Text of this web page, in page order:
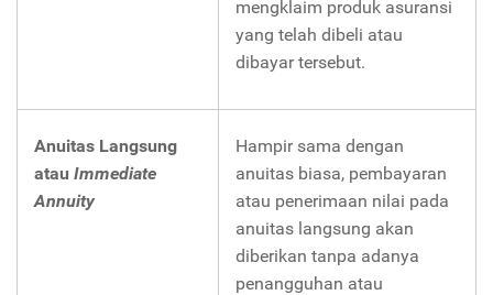
mengklaim produk asuransi
yang telah dibeli atau
dibayar tersebut.
Anuitas Langsung
atau Immediate
Annuity
Hampir sama dengan
anuitas biasa, pembayaran
atau penerimaan nilai pada
anuitas langsung akan
diberikan tanpa adanya
penangguhan atau